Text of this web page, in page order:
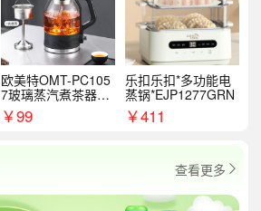
欧美特OMT-PC105
7玻璃蒸汽煮茶器黑
茶泡茶具茶壶花茶壶
￥99
乐扣乐扣*多功能电
蒸锅*EJP1277GRN
￥411
查看更多 